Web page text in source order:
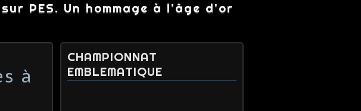
PES. Un hommage à l'âge d'or
à
CHAMPIONNAT
EMBLEMATIQUE